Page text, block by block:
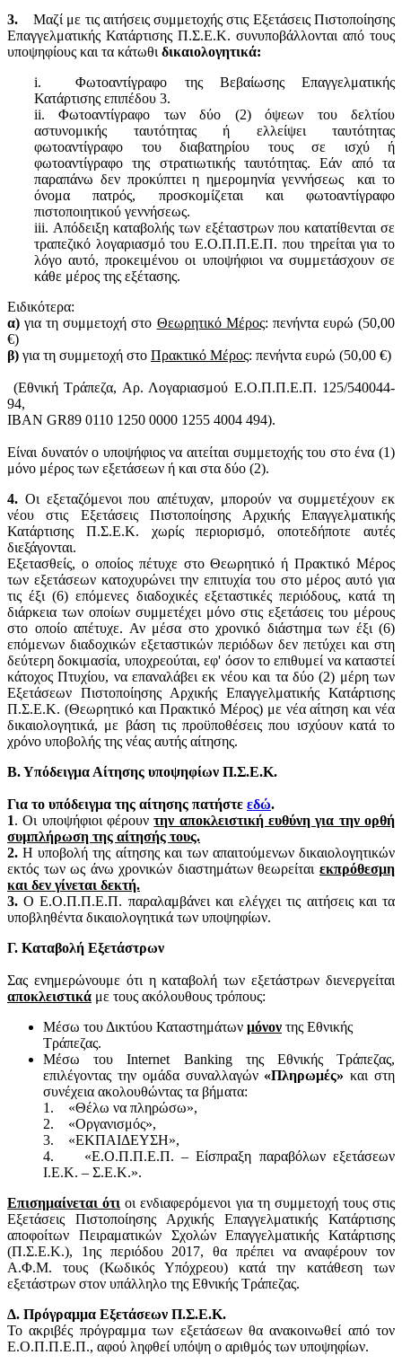
3. Μαζί με τις αιτήσεις συμμετοχής στις Εξετάσεις Πιστοποίησης
Επαγγελματικής Κατάρτισης Π.Σ.Ε.Κ. συνυποβάλλονται από τους
υποψηφίους και τα κάτωθι δικαιολογητικά:
i. Φωτοαντίγραφο της Βεβαίωσης Επαγγελματικής
Κατάρτισης επιπέδου 3.
ii. Φωτοαντίγραφο των δύο (2) όψεων του δελτίου
αστυνομικής ταυτότητας ή ελλείψει ταυτότητας
φωτοαντίγραφο του διαβατηρίου τους σε ισχύ ή
φωτοαντίγραφο της στρατιωτικής ταυτότητας. Εάν από τα
παραπάνω δεν προκύπτει η ημερομηνία γεννήσεως και το
όνομα πατρός, προσκομίζεται και φωτοαντίγραφο
πιστοποιητικού γεννήσεως.
iii. Απόδειξη καταβολής των εξέταστρων που κατατίθενται σε
τραπεζικό λογαριασμό του Ε.Ο.Π.Π.Ε.Π. που τηρείται για το
λόγο αυτό, προκειμένου οι υποψήφιοι να συμμετάσχουν σε
κάθε μέρος της εξέτασης.
Ειδικότερα:
α) για τη συμμετοχή στο Θεωρητικό Μέρος: πενήντα ευρώ (50,00
€)
β) για τη συμμετοχή στο Πρακτικό Μέρος: πενήντα ευρώ (50,00 €)
(Εθνική Τράπεζα, Αρ. Λογαριασμού Ε.Ο.Π.Π.Ε.Π. 125/540044-
94,
ΙΒΑΝ GR89 0110 1250 0000 1255 4004 494).
Είναι δυνατόν ο υποψήφιος να αιτείται συμμετοχής του στο ένα (1)
μόνο μέρος των εξετάσεων ή και στα δύο (2).
4. Οι εξεταζόμενοι που απέτυχαν, μπορούν να συμμετέχουν εκ
νέου στις Εξετάσεις Πιστοποίησης Αρχικής Επαγγελματικής
Κατάρτισης Π.Σ.Ε.Κ. χωρίς περιορισμό, οποτεδήποτε αυτές
διεξάγονται.
Εξετασθείς, ο οποίος πέτυχε στο Θεωρητικό ή Πρακτικό Μέρος
των εξετάσεων κατοχυρώνει την επιτυχία του στο μέρος αυτό για
τις έξι (6) επόμενες διαδοχικές εξεταστικές περιόδους, κατά τη
διάρκεια των οποίων συμμετέχει μόνο στις εξετάσεις του μέρους
στο οποίο απέτυχε. Αν μέσα στο χρονικό διάστημα των έξι (6)
επόμενων διαδοχικών εξεταστικών περιόδων δεν πετύχει και στη
δεύτερη δοκιμασία, υποχρεούται, εφ' όσον το επιθυμεί να καταστεί
κάτοχος Πτυχίου, να επαναλάβει εκ νέου και τα δύο (2) μέρη των
Εξετάσεων Πιστοποίησης Αρχικής Επαγγελματικής Κατάρτισης
Π.Σ.Ε.Κ. (Θεωρητικό και Πρακτικό Μέρος) με νέα αίτηση και νέα
δικαιολογητικά, με βάση τις προϋποθέσεις που ισχύουν κατά το
χρόνο υποβολής της νέας αυτής αίτησης.
Β. Υπόδειγμα Αίτησης υποψηφίων Π.Σ.Ε.Κ.
Για το υπόδειγμα της αίτησης πατήστε εδώ.
1. Οι υποψήφιοι φέρουντην αποκλειστική ευθύνη για την ορθή
συμπλήρωση της αίτησής τους.
2. Η υποβολή της αίτησης και των απαιτούμενων δικαιολογητικών
εκτός των ως άνω χρονικών διαστημάτων θεωρείται εκπρόθεσμη
και δεν γίνεται δεκτή.
3. Ο Ε.Ο.Π.Π.Ε.Π. παραλαμβάνει και ελέγχει τις αιτήσεις και τα
υποβληθέντα δικαιολογητικά των υποψηφίων.
Γ. Καταβολή Εξετάστρων
Σας ενημερώνουμε ότι η καταβολή των εξετάστρων διενεργείται
αποκλειστικά με τους ακόλουθους τρόπους:
Μέσω του Δικτύου Καταστημάτων μόνον της Εθνικής
Τράπεζας.
Μέσω του Internet Banking της Εθνικής Τράπεζας,
επιλέγοντας την ομάδα συναλλαγών «Πληρωμές» και στη
συνέχεια ακολουθώντας τα βήματα:
1. «Θέλω να πληρώσω»,
2. «Οργανισμός»,
3. «ΕΚΠΑΙΔΕΥΣΗ»,
4. «Ε.Ο.Π.Π.Ε.Π. – Είσπραξη παραβόλων εξετάσεων
Ι.Ε.Κ. – Σ.Ε.Κ.».
Επισημαίνεται ότι οι ενδιαφερόμενοι για τη συμμετοχή τους στις
Εξετάσεις Πιστοποίησης Αρχικής Επαγγελματικής Κατάρτισης
αποφοίτων Πειραματικών Σχολών Επαγγελματικής Κατάρτισης
(Π.Σ.Ε.Κ.), 1ης περιόδου 2017, θα πρέπει να αναφέρουν τον
Α.Φ.Μ. τους (Κωδικός Υπόχρεου) κατά την κατάθεση των
εξετάστρων στον υπάλληλο της Εθνικής Τράπεζας.
Δ. Πρόγραμμα Εξετάσεων Π.Σ.Ε.Κ.
Το ακριβές πρόγραμμα των εξετάσεων θα ανακοινωθεί από τον
Ε.Ο.Π.Π.Ε.Π., αφού ληφθεί υπόψη ο αριθμός των υποψηφίων.